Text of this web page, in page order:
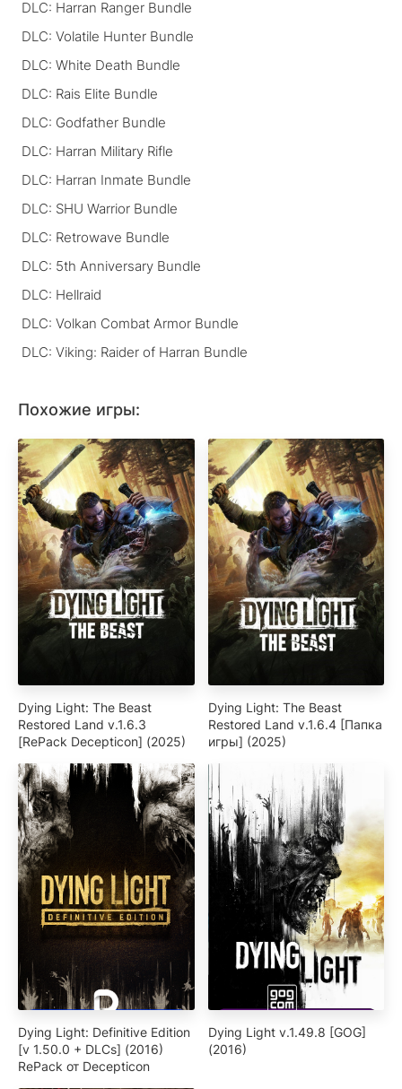
DLC: Harran Ranger Bundle
DLC: Volatile Hunter Bundle
DLC: White Death Bundle
DLC: Rais Elite Bundle
DLC: Godfather Bundle
DLC: Harran Military Rifle
DLC: Harran Inmate Bundle
DLC: SHU Warrior Bundle
DLC: Retrowave Bundle
DLC: 5th Anniversary Bundle
DLC: Hellraid
DLC: Volkan Combat Armor Bundle
DLC: Viking: Raider of Harran Bundle
Похожие игры:
Dying Light: The Beast
Restored Land v.1.6.3
[RePack Decepticon] (2025)
Dying Light: The Beast
Restored Land v.1.6.4 [Папка
игры] (2025)
Dying Light: Definitive Edition
[v 1.50.0 + DLCs] (2016)
RePack от Decepticon
Dying Light v.1.49.8 [GOG]
(2016)